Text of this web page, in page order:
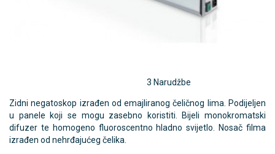
3 Narudžbe
Zidni negatoskop izrađen od emajliranog čeličnog lima. Podijeljen
u panele koji se mogu zasebno koristiti. Bijeli monokromatski
difuzer te homogeno fluoroscentno hladno svijetlo. Nosač filma
izrađen od nehrđajućeg čelika.